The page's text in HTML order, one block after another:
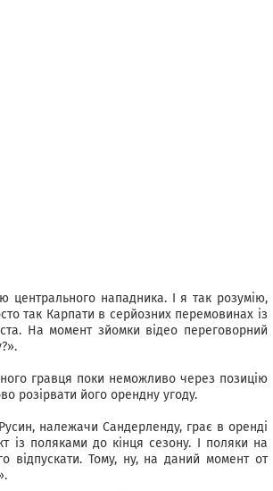
центрального нападника. І я так розумію,
так Карпати в серйозних перемовинах із
На момент зйомки відео переговорний
гравця поки неможливо через позицію
розірвати його орендну угоду.
належачи Сандерленду, грає в оренді
із поляками до кінця сезону. І поляки на
відпускати. Тому, ну, на даний момент от